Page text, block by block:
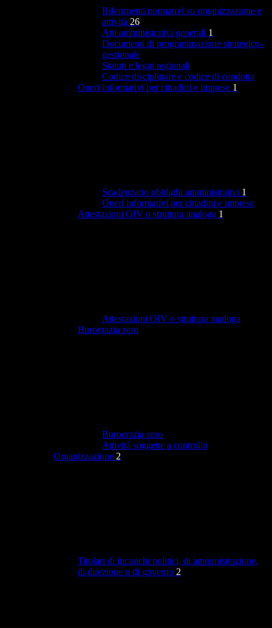
Riferimenti normativi su organizzazione e
attività 26
Atti amministrativi generali 1
Documenti di programmazione strategico-
gestionale
Statuti e leggi regionali
Codice disciplinare e codice di condotta
Oneri informativi per cittadini e imprese 1
Scadenzario obblighi amministrativi 1
Oneri informativi per cittadini e imprese
Attestazioni OIV o struttura analoga 1
Attestazioni OIV o struttura analoga
Burocrazia zero
Burocrazia zero
Attività soggette a controllo
Organizzazione 2
Titolari di incarichi politici, di amministrazione,
di direzione o di governo 2